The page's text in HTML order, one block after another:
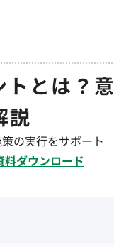
とは？
説
の実行をサポート
料ダウンロード